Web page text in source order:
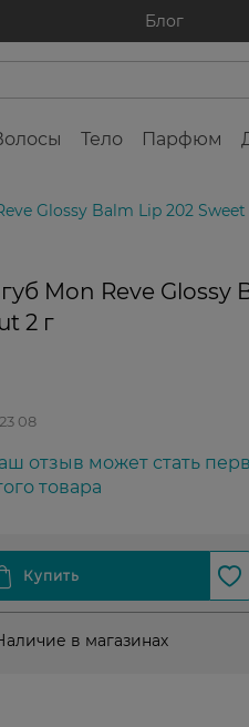
Блог
Тело Парфюм
Glossy Balm Lip 202
Mon Reve Glossy
2 г
08
отзыв может стать
товара
в магазинах